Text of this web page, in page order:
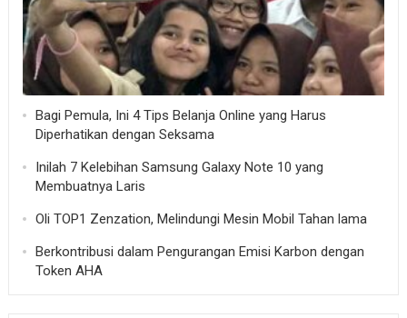
Bagi Pemula, Ini 4 Tips Belanja Online yang Harus
Diperhatikan dengan Seksama
Inilah 7 Kelebihan Samsung Galaxy Note 10 yang
Membuatnya Laris
Oli TOP1 Zenzation, Melindungi Mesin Mobil Tahan lama
Berkontribusi dalam Pengurangan Emisi Karbon dengan
Token AHA